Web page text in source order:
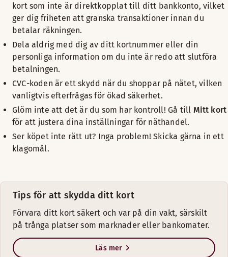
kort som inte är direktkopplat till ditt bankkonto, vilket
ger dig friheten att granska transaktioner innan du
betalar räkningen.
Dela aldrig med dig av ditt kortnummer eller din
personliga information om du inte är redo att slutföra
betalningen.
CVC-koden är ett skydd när du shoppar på nätet, vilken
vanligtvis efterfrågas för ökad säkerhet.
Glöm inte att det är du som har kontroll! Gå till Mitt kort
för att justera dina inställningar för näthandel.
Ser köpet inte rätt ut? Inga problem! Skicka gärna in ett
klagomål.
Tips för att skydda ditt kort
Förvara ditt kort säkert och var på din vakt, särskilt
på trånga platser som marknader eller bankomater.
Läs mer